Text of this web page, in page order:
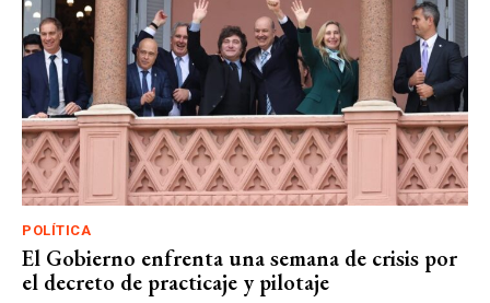
POLÍTICA
El Gobierno enfrenta una semana de crisis por
el decreto de practicaje y pilotaje